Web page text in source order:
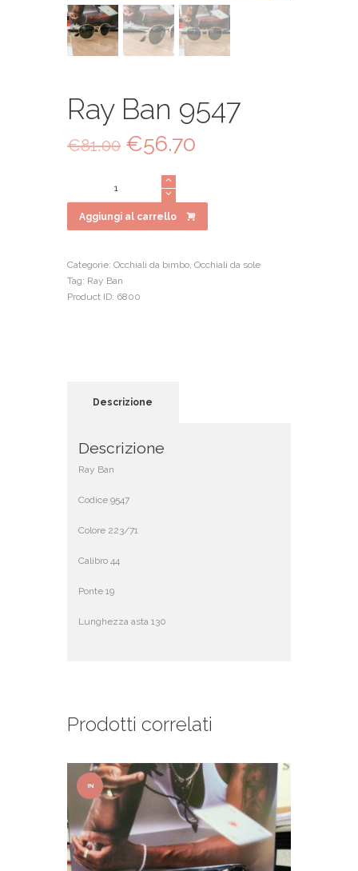
Ray Ban 9547
€81.00 Il
prezzo
originale
€81.00.
€56.70
€56.70.
9547
quantità
Aggiungi al carrello
Categorie: Occhiali da bimbo Occhiali da sole
Tag: Ray Ban
Product ID: 6800
Descrizione
Descrizione
Ray Ban
Codice 9547
Colore 223/71
Calibro 44
Ponte 19
Lunghezza asta 130
Prodotti correlati
IN
OFFER
TA!